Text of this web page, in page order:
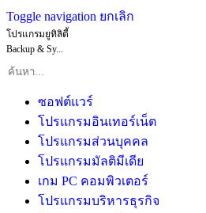
Toggle navigation ยกเลิก
โปรแกรมยูทิลิตี้
Backup & Sy...
ซอฟต์แวร์
โปรแกรมอินเทอร์เน็ต
โปรแกรมส่วนบุคคล
โปรแกรมมัลติมีเดีย
เกม PC คอมพิวเตอร์
โปรแกรมบริหารธุรกิจ